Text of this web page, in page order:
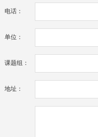
电话：
单位：
课题组：
地址：